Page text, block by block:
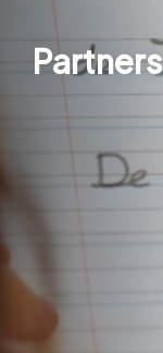
Partners